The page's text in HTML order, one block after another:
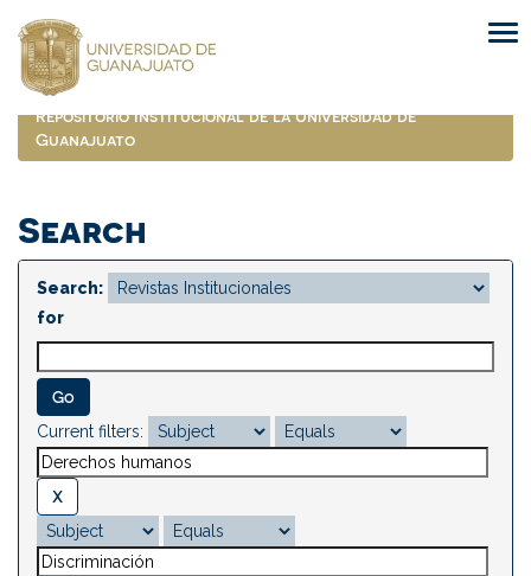
navigation
Repositorio Institucional de la Universidad de
Guanajuato
Search
Search:
for
Current filters: